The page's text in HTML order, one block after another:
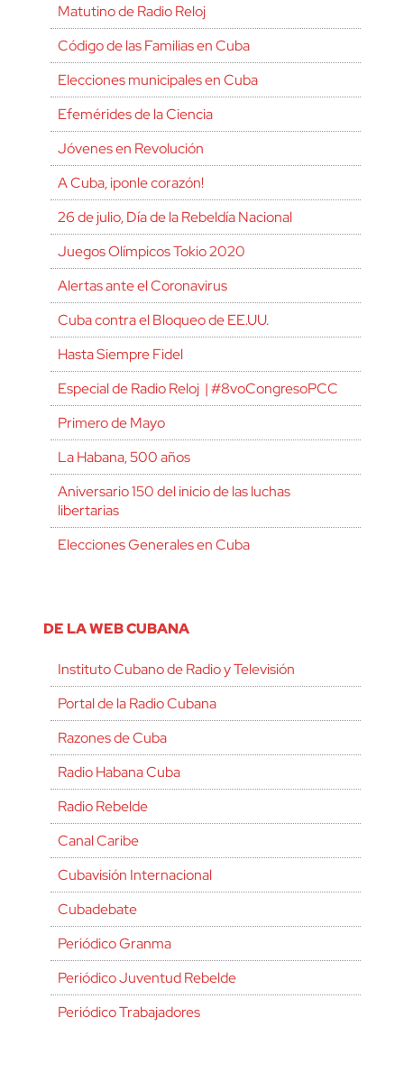
Matutino de Radio Reloj
Código de las Familias en Cuba
Elecciones municipales en Cuba
Efemérides de la Ciencia
Jóvenes en Revolución
A Cuba, ¡ponle corazón!
26 de julio, Día de la Rebeldía Nacional
Juegos Olímpicos Tokio 2020
Alertas ante el Coronavirus
Cuba contra el Bloqueo de EE.UU.
Hasta Siempre Fidel
Especial de Radio Reloj | #8voCongresoPCC
Primero de Mayo
La Habana, 500 años
Aniversario 150 del inicio de las luchas
libertarias
Elecciones Generales en Cuba
DE LA WEB CUBANA
Instituto Cubano de Radio y Televisión
Portal de la Radio Cubana
Razones de Cuba
Radio Habana Cuba
Radio Rebelde
Canal Caribe
Cubavisión Internacional
Cubadebate
Periódico Granma
Periódico Juventud Rebelde
Periódico Trabajadores